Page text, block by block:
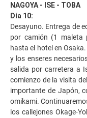
NAGOYA - ISE - TOBA
Día 10:
Desayuno. Entrega de
por camión (1 maleta
hasta el hotel en
y los enseres
salida por carretera a
comienzo de la visita
importante de Japón,
omikami.
los callejones Okage-